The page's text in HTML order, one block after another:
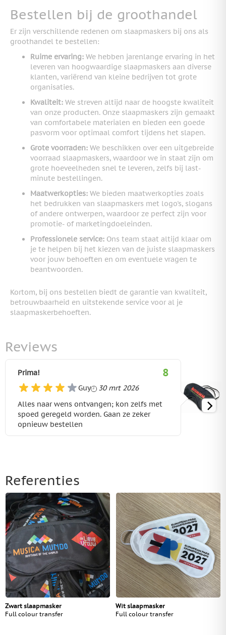
Bestellen bij de groothandel
Er zijn verschillende redenen om slaapmaskers bij ons als
groothandel te bestellen:
Ruime ervaring: We hebben jarenlange ervaring in het
leveren van hoogwaardige slaapmaskers aan diverse
klanten, variërend van kleine bedrijven tot grote
organisaties.
Kwaliteit: We streven altijd naar de hoogste kwaliteit
van onze producten. Onze slaapmaskers zijn gemaakt
van comfortabele materialen en bieden een goede
pasvorm voor optimaal comfort tijdens het slapen.
Grote voorraden: We beschikken over een uitgebreide
voorraad slaapmaskers, waardoor we in staat zijn om
grote hoeveelheden snel te leveren, zelfs bij last-
minute bestellingen.
Maatwerkopties: We bieden maatwerkopties zoals
het bedrukken van slaapmaskers met logo's, slogans
of andere ontwerpen, waardoor ze perfect zijn voor
promotie- of marketingdoeleinden.
Professionele service: Ons team staat altijd klaar om
je te helpen bij het kiezen van de juiste slaapmaskers
voor jouw behoeften en om eventuele vragen te
beantwoorden.
Kortom, bij ons bestellen biedt de garantie van kwaliteit,
betrouwbaarheid en uitstekende service voor al je
slaapmaskerbehoeften.
Reviews
Prima!
Guy
30 maart 2026
30 mrt 2026
Alles naar wens ontvangen; kon zelfs met
spoed geregeld worden. Gaan ze zeker
opnieuw bestellen
8
Referenties
Zwart slaapmasker
Full colour transfer
Wit slaapmasker
Full colour transfer